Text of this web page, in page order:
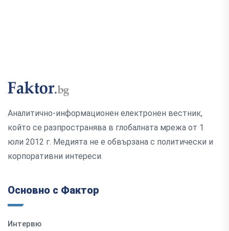
Аналитично-информационен електронен вестник,
който се разпространява в глобалната мрежа от 1
юли 2012 г. Медията не е обвързана с политически и
корпоративни интереси.
Основно с Фактор
Интервю